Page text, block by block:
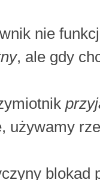
nie
, ale gdy
używamy